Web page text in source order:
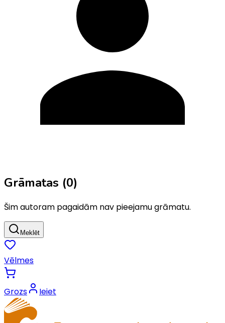
Grāmatas (0)
Šim autoram pagaidām nav pieejamu grāmatu.
Meklēt
Vēlmes
Grozs Ieiet